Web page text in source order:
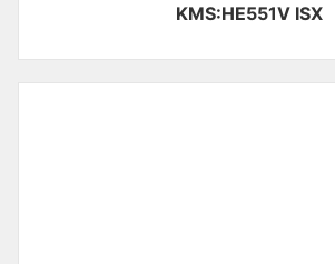
KMS:HE551V ISX